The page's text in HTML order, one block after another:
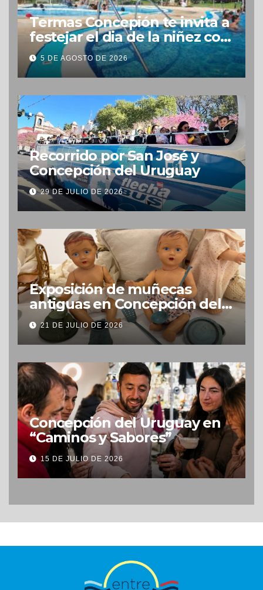
Termas Concepión te invita a
festejar el dia de la niñez con
grandes beneficios
5 DE AGOSTO DE 2026
Recorrido por San José y
Concepción del Uruguay
29 DE JULIO DE 2026
Exposición de muñecas
antiguas en Concepción del
Uruguay
21 DE JULIO DE 2026
Concepción del Uruguay en
“Caminos y Sabores”
15 DE JULIO DE 2026